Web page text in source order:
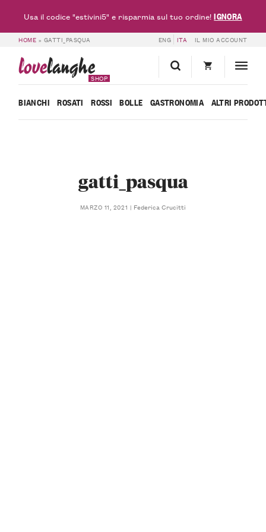
HOME » GATTI_PASQUA ENG ITA IL MIO ACCOUNT
lovelanghe
SHOP
BIANCHI ROSATI ROSSI BOLLE GASTRONOMIA ALTRI
gatti_pasqua
MARZO 11, 2021 Federica Crucitti
Usa il codice "estivini5" e risparmia sul tuo ordine!IGNORA